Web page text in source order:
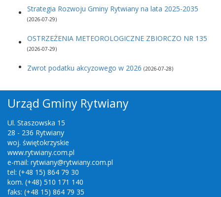
Strategia Rozwoju Gminy Rytwiany na lata 2025-2035
(2026-07-29)
OSTRZEŻENIA METEOROLOGICZNE ZBIORCZO NR 135
(2026-07-29)
Zwrot podatku akcyzowego w 2026 (2026-07-28)
Urząd Gminy Rytwiany
Ul. Staszowska 15
28 - 236 Rytwiany
woj. świętokrzyskie
www.rytwiany.com.pl
e-mail: rytwiany@rytwiany.com.pl
tel: (+48 15) 864 79 30
kom. (+48) 510 171 140
faks: (+48 15) 864 79 35